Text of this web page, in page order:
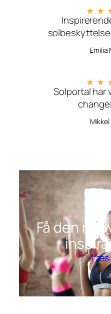
★ ★
Emilia
★ ★
Solportal har
Få den
Læs